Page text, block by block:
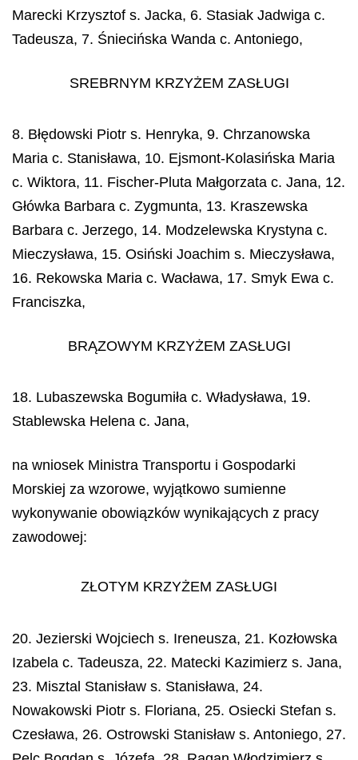
Marecki Krzysztof s. Jacka, 6. Stasiak Jadwiga c.
Tadeusza, 7. Śniecińska Wanda c. Antoniego,
SREBRNYM KRZYŻEM ZASŁUGI
8. Błędowski Piotr s. Henryka, 9. Chrzanowska
Maria c. Stanisława, 10. Ejsmont-Kolasińska Maria
c. Wiktora, 11. Fischer-Pluta Małgorzata c. Jana, 12.
Główka Barbara c. Zygmunta, 13. Kraszewska
Barbara c. Jerzego, 14. Modzelewska Krystyna c.
Mieczysława, 15. Osiński Joachim s. Mieczysława,
16. Rekowska Maria c. Wacława, 17. Smyk Ewa c.
Franciszka,
BRĄZOWYM KRZYŻEM ZASŁUGI
18. Lubaszewska Bogumiła c. Władysława, 19.
Stablewska Helena c. Jana,
na wniosek Ministra Transportu i Gospodarki
Morskiej za wzorowe, wyjątkowo sumienne
wykonywanie obowiązków wynikających z pracy
zawodowej:
ZŁOTYM KRZYŻEM ZASŁUGI
20. Jezierski Wojciech s. Ireneusza, 21. Kozłowska
Izabela c. Tadeusza, 22. Matecki Kazimierz s. Jana,
23. Misztal Stanisław s. Stanisława, 24.
Nowakowski Piotr s. Floriana, 25. Osiecki Stefan s.
Czesława, 26. Ostrowski Stanisław s. Antoniego, 27.